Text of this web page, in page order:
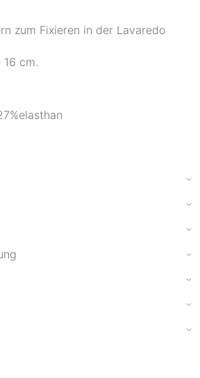
zum Fixieren in der Lavaredo
16 cm.